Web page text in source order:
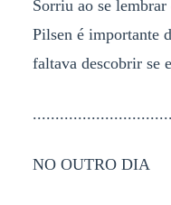
Sorriu ao se
Pilsen é importante
faltava descobrir se
NO OUTRO DIA